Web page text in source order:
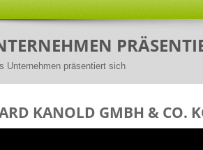
Unternehmen präsentiert sich
KANOLD GMBH & CO.